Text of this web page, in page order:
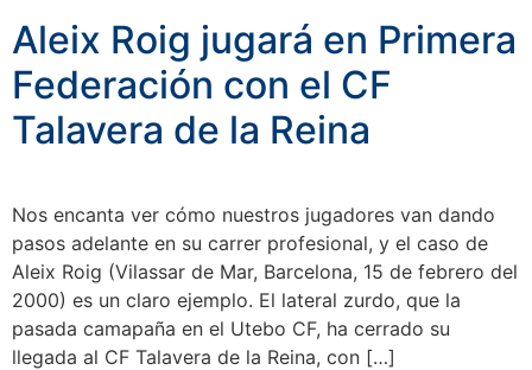
Aleix Roig jugará en Primera
Federación con el CF
Talavera de la Reina
Nos encanta ver cómo nuestros jugadores van dando
pasos adelante en su carrer profesional, y el caso de
Aleix Roig (Vilassar de Mar, Barcelona, 15 de febrero del
2000) es un claro ejemplo. El lateral zurdo, que la
pasada camapaña en el Utebo CF, ha cerrado su
llegada al CF Talavera de la Reina, con […]